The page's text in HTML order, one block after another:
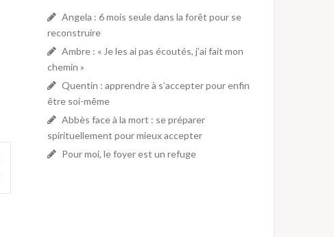
Angela : 6 mois seule dans la forêt pour se
reconstruire
Ambre : « Je les ai pas écoutés, j’ai fait mon
chemin »
Quentin : apprendre à s’accepter pour enfin
être soi-même
Abbès face à la mort : se préparer
spirituellement pour mieux accepter
Pour moi, le foyer est un refuge